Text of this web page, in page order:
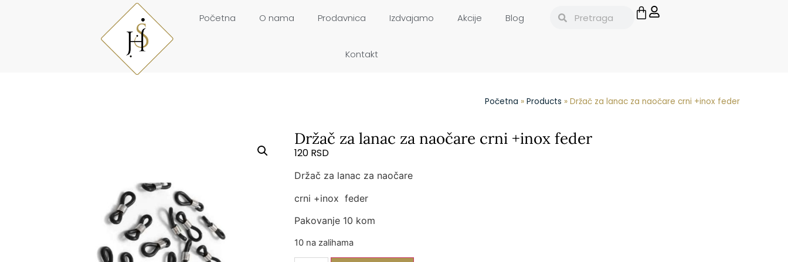
Početna O nama Prodavnica Izdvajamo Akcije Blog
Kontakt
Početna » Products » Držač za lanac za naočare crni +inox feder
Držač za lanac za naočare crni +inox feder
120 RSD
Držač za lanac za naočare
crni +inox feder
Pakovanje 10 kom
10 na zalihama